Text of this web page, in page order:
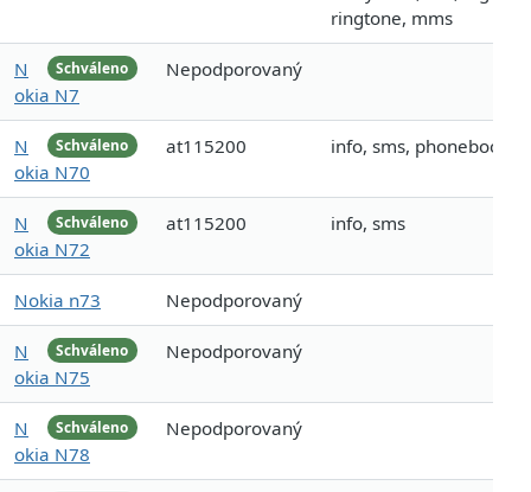
ringtone, mms
Schváleno
N
okia N7
Nepodporovaný
Schváleno
N
okia N70
at115200 info, sms, phonebook
Schváleno
N
okia N72
at115200 info, sms
Nokia n73 Nepodporovaný
Schváleno
N
okia N75
Nepodporovaný
Schváleno
N
okia N78
Nepodporovaný